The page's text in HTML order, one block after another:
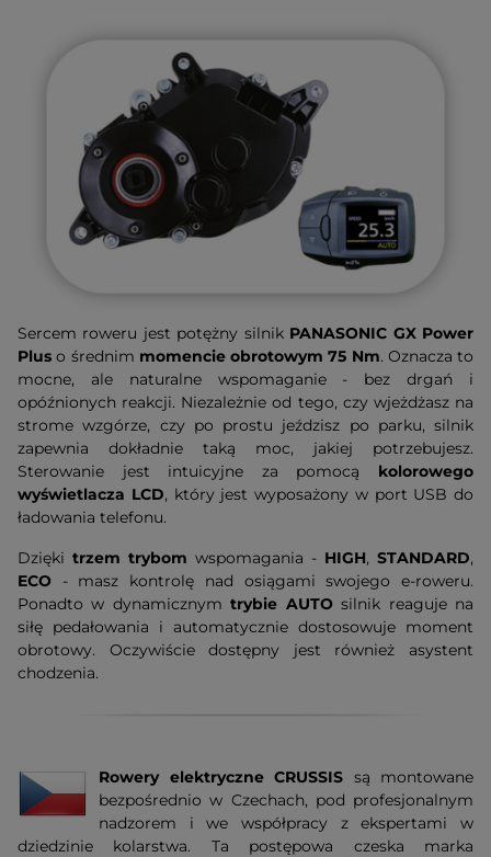
Sercem roweru jest potężny silnikPANASONIC GX Power
Plus o średnim momencie obrotowym 75 Nm. Oznacza to
mocne, ale naturalne wspomaganie - bez drgań i
opóźnionych reakcji. Niezależnie od tego, czy wjeżdżasz na
strome wzgórze, czy po prostu jeździsz po parku, silnik
zapewnia dokładnie taką moc, jakiej potrzebujesz.
Sterowanie jest intuicyjne za pomocą kolorowego
wyświetlacza LCD, który jest wyposażony w port USB do
ładowania telefonu.
Dzięki trzem trybom wspomagania - HIGH, STANDARD,
ECO - masz kontrolę nad osiągami swojego e-roweru.
Ponadto w dynamicznymtrybie AUTOsilnik reaguje na
siłę pedałowania i automatycznie dostosowuje moment
obrotowy. Oczywiście dostępny jest również asystent
chodzenia.
Rowery elektryczne CRUSSIS są montowane
bezpośrednio w Czechach, pod profesjonalnym
nadzorem i we współpracy z ekspertami w
dziedzinie kolarstwa. Ta postępowa czeska marka